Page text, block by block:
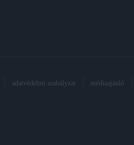
adatvédelmi szabályzat médiaajánló